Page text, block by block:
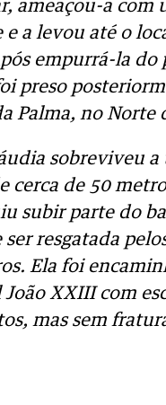
ameaçou-a com
e a levou até o
empurrá-la do
preso
Palma, no Norte
sobreviveu a
cerca de 50
subir parte do
ser resgatada
Ela foi
XXIII com
mas sem